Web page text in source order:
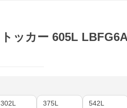
ッカー 605L
302L 375L 542L